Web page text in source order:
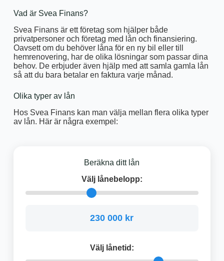
Vad är Svea Finans?
Svea Finans är ett företag som hjälper både
privatpersoner och företag med lån och finansiering.
Oavsett om du behöver låna för en ny bil eller till
hemrenovering, har de olika lösningar som passar dina
behov. De erbjuder även hjälp med att samla gamla lån
så att du bara betalar en faktura varje månad.
Olika typer av lån
Hos Svea Finans kan man välja mellan flera olika typer
av lån. Här är några exempel:
Beräkna ditt lån
Välj lånebelopp:
230 000 kr
Välj lånetid: